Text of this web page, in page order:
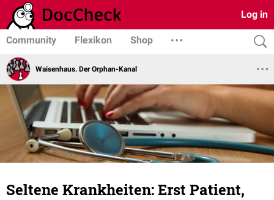
Log in
Community Flexikon Shop
Waisenhaus. Der Orphan-Kanal
Seltene Krankheiten: Erst Patient,